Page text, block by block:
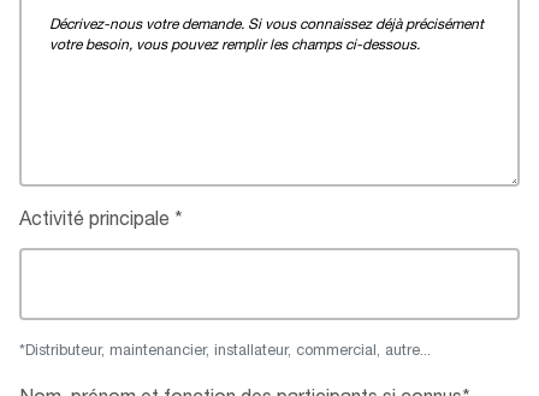
Activité principale
*Distributeur, maintenancier, installateur, commercial, autre...